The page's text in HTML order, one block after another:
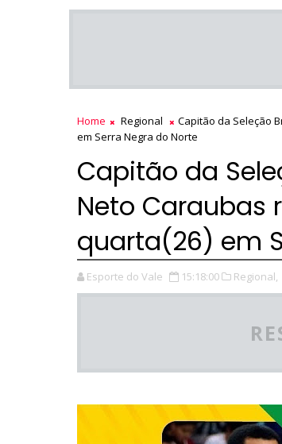
Home Regional
Capitão da Seleção
em Serra Negra do Norte
Capitão da
Neto Caraubas
quarta(26) em
Esporte do Vale 15:18:00 Regional,